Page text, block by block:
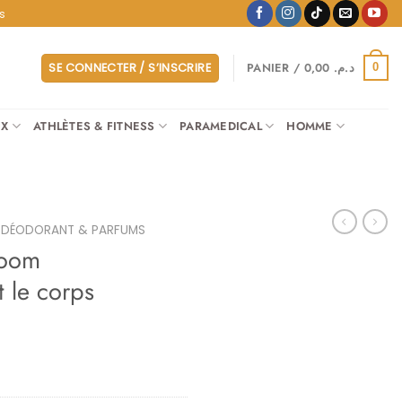
SE CONNECTER / S’INSCRIRE PANIER / د.م. 0
ATHLÈTES & FITNESS PARAMEDICAL HOMME
DÉODORANT & PARFUMS
le corps